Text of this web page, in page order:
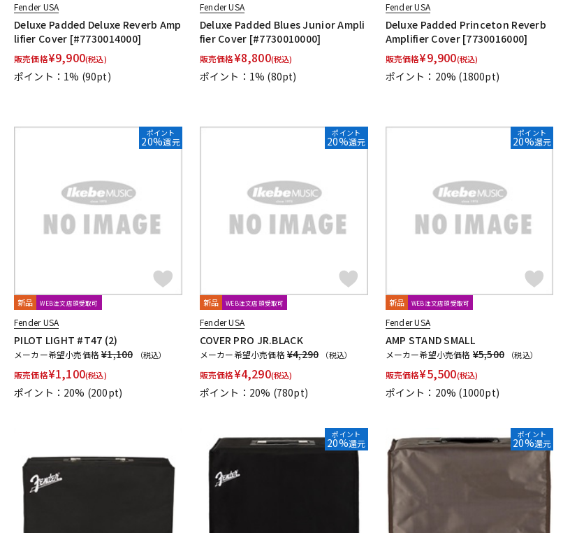
Fender USA
Deluxe Padded Deluxe Reverb Amp
lifier Cover [#7730014000]
販売価格¥9,900(税込)
ポイント：1% (90pt)
Fender USA
Deluxe Padded Blues Junior Ampli
fier Cover [#7730010000]
販売価格¥8,800(税込)
ポイント：1% (80pt)
Fender USA
Deluxe Padded Princeton Reverb
Amplifier Cover [7730016000]
販売価格¥9,900(税込)
ポイント：20% (1800pt)
ポイント
20%還元
新品 WEB注文店頭受取可
Fender USA
PILOT LIGHT #T47 (2)
メーカー希望小売価格¥1,100 （税込）
販売価格¥1,100(税込)
ポイント：20% (200pt)
ポイント
20%還元
新品 WEB注文店頭受取可
Fender USA
COVER PRO JR.BLACK
メーカー希望小売価格¥4,290 （税込）
販売価格¥4,290(税込)
ポイント：20% (780pt)
ポイント
20%還元
新品 WEB注文店頭受取可
Fender USA
AMP STAND SMALL
メーカー希望小売価格 ¥5,500 （税込）
販売価格¥5,500(税込)
ポイント：20% (1000pt)
ポイント
20%還元
ポイント
20%還元